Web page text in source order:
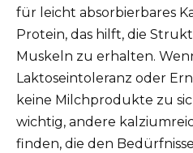
für leicht absorbierbares
Protein, das hilft, die
Muskeln zu erhalten.
Laktoseintoleranz oder
keine Milchprodukte zu
wichtig, andere
finden, die den